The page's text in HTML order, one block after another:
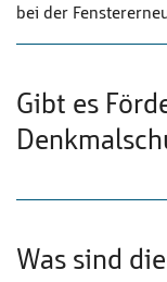
bei der
Gibt es
Was sind